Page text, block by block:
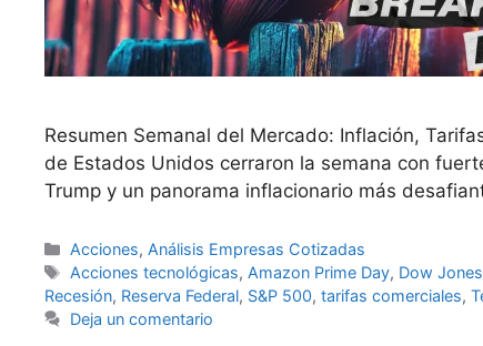
Resumen Semanal del Mercado: Inflación,
de Estados Unidos cerraron la semana con
Trump y un panorama inflacionario más
Categorías
Acciones, Análisis Empresas Cotizadas
Etiquetas
Acciones tecnológicas, Amazon Prime Day, Dow Jones
Recesión, Reserva Federal, S&P 500, tarifas comerciales,
Deja un comentario